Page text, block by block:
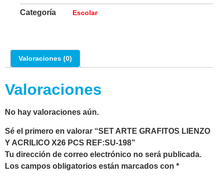
Categoría Escolar
Valoraciones (0)
Valoraciones
No hay valoraciones aún.
Sé el primero en valorar “SET ARTE GRAFITOS LIENZO
Y ACRILICO X26 PCS REF:SU-198”
Tu dirección de correo electrónico no será publicada.
Los campos obligatorios están marcados con *